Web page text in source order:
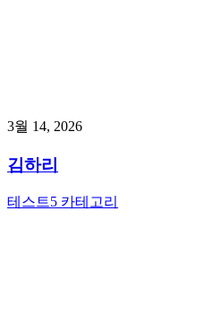
3월 14, 2026
김하리
테스트5 카테고리